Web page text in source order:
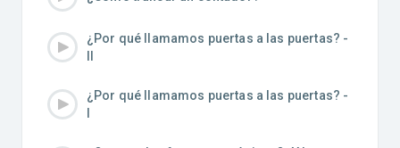
¿Por qué llamamos puertas a las puertas? -
II
¿Por qué llamamos puertas a las puertas? -
I